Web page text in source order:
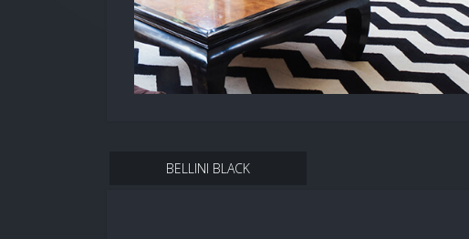
BELLINI BLACK